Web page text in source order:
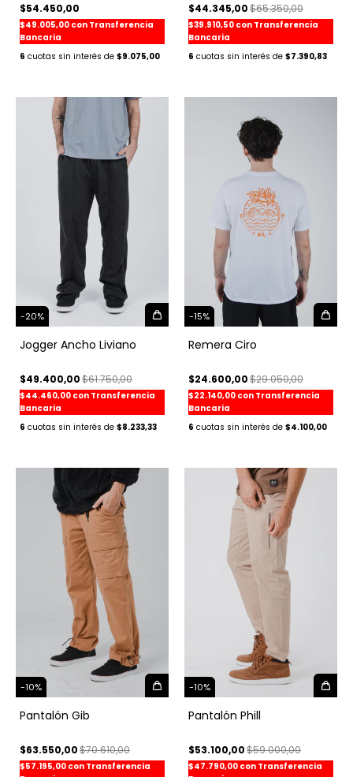
$54.450,00
$49.005,00 con Transferencia
Bancaria
6
$9.075,00
$44.345,00$65.350,00
$39.910,50 con Transferencia
Bancaria
6
$7.390,83
-20%
Jogger Ancho Liviano
$49.400,00$61.750,00
$44.460,00 con Transferencia
Bancaria
6
$8.233,33
-15%
Remera Ciro
$24.600,00$29.050,00
$22.140,00 con Transferencia
Bancaria
6
$4.100,00
-10%
Pantalón Gib
$63.550,00$70.610,00
$57.195,00 con Transferencia
-10%
Pantalón Phill
$53.100,00$59.000,00
$47.790,00 con Transferencia